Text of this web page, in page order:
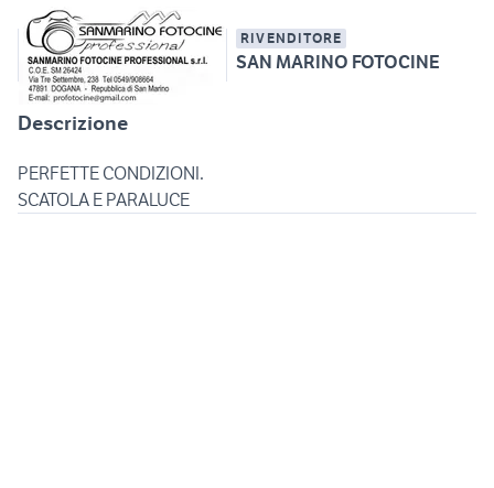
RIVENDITORE
SAN MARINO FOTOCINE
Descrizione
PERFETTE CONDIZIONI.
SCATOLA E PARALUCE